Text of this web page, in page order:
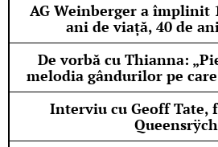
AG Weinberger a împlinit
ani de viață, 40 de
De vorbă cu Thianna:
melodia gândurilor pe
Interviu cu Geoff Tate,